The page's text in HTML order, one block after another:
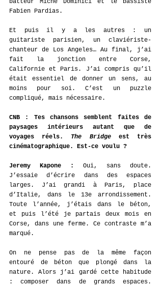
batteur Michè Dominici et le bassiste
Fabien Pardias.
Et puis il y a les autres : un
guitariste parisien, un claviériste-
chanteur de Los Angeles… Au final, j’ai
fait la jonction entre Corse,
Californie et Paris. J’ai compris qu’il
était essentiel de donner un sens, au
moins pour soi. C’est un puzzle
compliqué, mais nécessaire.
CNB : Tes chansons semblent faites de
paysages intérieurs autant que de
voyages réels. The Bridge est très
cinématographique. Est-ce voulu ?
Jeremy Kapone : Oui, sans doute.
J’essaie d’écrire dans des espaces
larges. J’ai grandi à Paris, place
d’Italie, dans le 13e arrondissement.
Toute l’année, j’étais dans le béton,
et puis l’été je partais deux mois en
Corse, dans une ferme. Ce contraste m’a
marqué.
On ne pense pas de la même façon
entouré de béton que plongé dans la
nature. Alors j’ai gardé cette habitude
: composer dans de grands espaces.